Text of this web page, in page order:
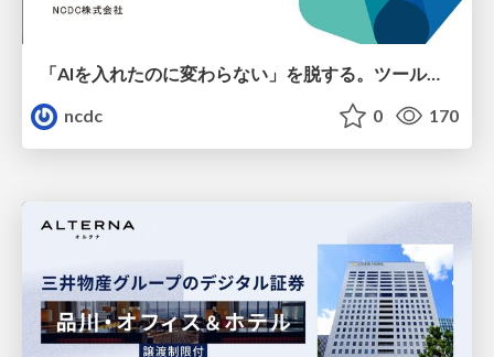
「AIを入れたのに変わらない」を脱する。ツール導入から文化定着まで、1年間の実践知を公開
ncdc
0 170